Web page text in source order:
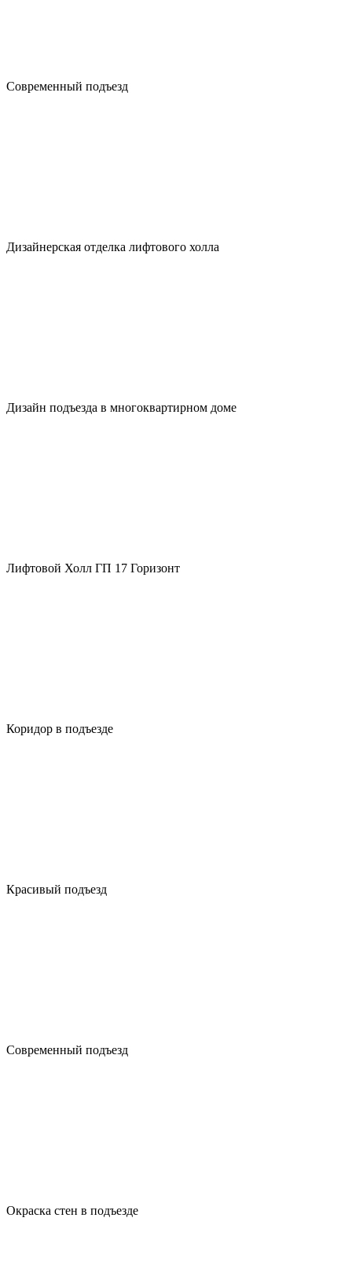
Современный подъезд
Дизайнерская отделка лифтового холла
Дизайн подъезда в многоквартирном доме
Лифтовой Холл ГП 17 Горизонт
Коридор в подъезде
Красивый подъезд
Современный подъезд
Окраска стен в подъезде